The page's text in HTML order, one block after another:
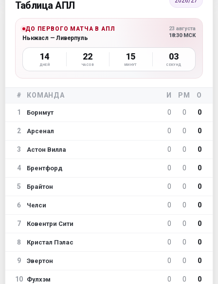
Таблица АПЛ
ДО ПЕРВОГО МАТЧА В АПЛ
Ньюкасл — Ливерпуль
23 августа
18:30 МСК
14
ДНЕЙ
22
ЧАСОВ
15
МИНУТ
01
СЕКУНД
# КОМАНДА И РМ О
1 Борнмут 0 0 0
2 Арсенал 0 0 0
3 Астон Вилла 0 0 0
4 Брентфорд 0 0 0
5 Брайтон 0 0 0
6 Челси 0 0 0
7 Ковентри Сити 0 0 0
8 Кристал Пэлас 0 0 0
9 Эвертон 0 0 0
10 Фулхэм 0 0 0